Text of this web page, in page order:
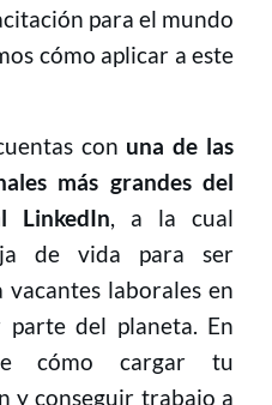
para el mundo
cómo aplicar a este
con una de las
más grandes del
LinkedIn, a la cual
de vida para ser
laborales en
del planeta. En
cómo cargar tu
y conseguir trabajo a